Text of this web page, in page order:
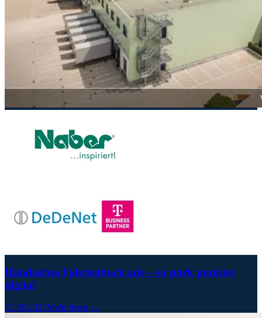
Händisches Fahrtenbuch ade – so stark punktet
digital
21.09.2023Mehr lesen →